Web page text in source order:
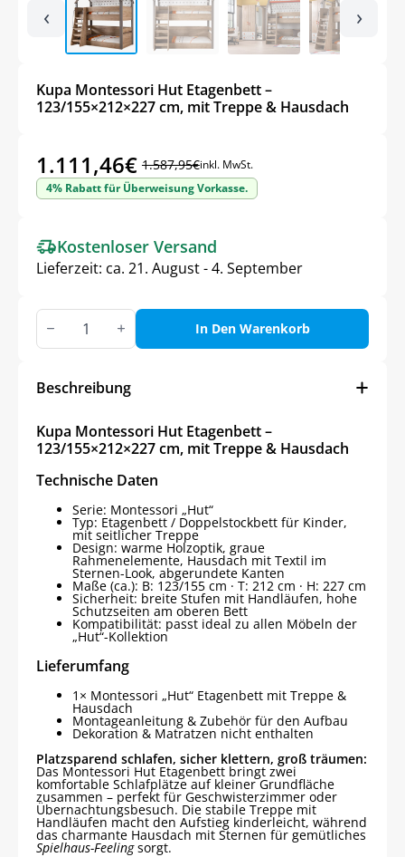
‹ ›
Kupa Montessori Hut Etagenbett –
123/155×212×227 cm, mit Treppe & Hausdach
1.587,95€
Ursprünglicher
Preis
1.587,95€
1.111,46€
Aktueller
Preis
1.111,46€.
inkl. MwSt.
4% Rabatt für Überweisung Vorkasse.
Kostenloser Versand
Lieferzeit: ca. 21. August - 4. September
Kupa
Montessori
Hut
123/155×212×227
Treppe
&
Hausdach
Menge
In Den Warenkorb
Beschreibung
Kupa Montessori Hut Etagenbett –
123/155×212×227 cm, mit Treppe & Hausdach
Technische Daten
Serie: Montessori „Hut“
Typ: Etagenbett / Doppelstockbett für Kinder,
mit seitlicher Treppe
Design: warme Holzoptik, graue
Rahmenelemente, Hausdach mit Textil im
Sternen-Look, abgerundete Kanten
Maße (ca.): B: 123/155 cm · T: 212 cm · H: 227 cm
Sicherheit: breite Stufen mit Handläufen, hohe
Schutzseiten am oberen Bett
Kompatibilität: passt ideal zu allen Möbeln der
„Hut“-Kollektion
Lieferumfang
1× Montessori „Hut“ Etagenbett mit Treppe &
Hausdach
Montageanleitung & Zubehör für den Aufbau
Dekoration & Matratzen nicht enthalten
Platzsparend schlafen, sicher klettern, groß träumen:
Das Montessori Hut Etagenbett bringt zwei
komfortable Schlafplätze auf kleiner Grundfläche
zusammen – perfekt für Geschwisterzimmer oder
Übernachtungsbesuch. Die stabile Treppe mit
Handläufen macht den Aufstieg kinderleicht, während
das charmante Hausdach mit Sternen für gemütliches
Spielhaus-Feelingsorgt.